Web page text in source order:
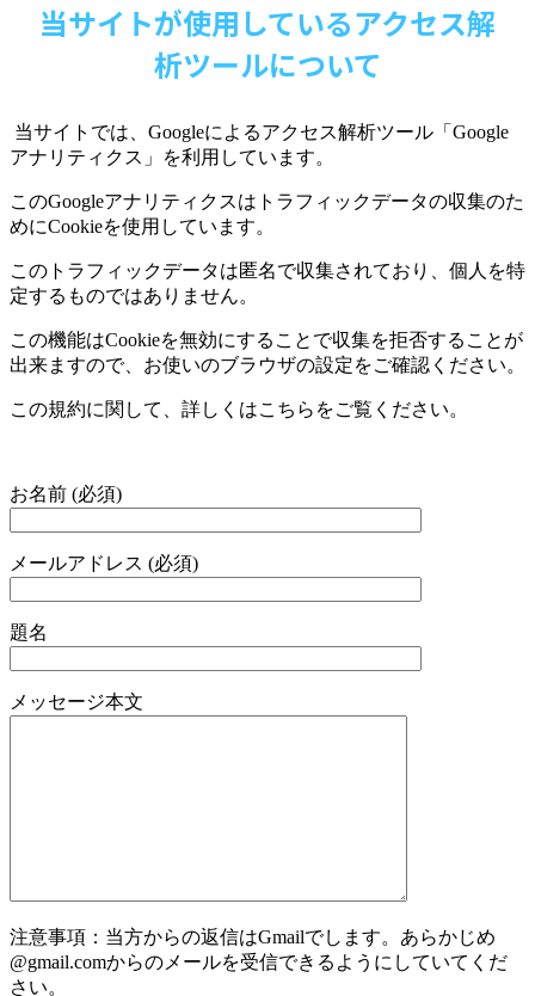
当サイトが使用しているアクセス解
析ツールについて
当サイトでは、 Googleによるアクセス解析ツール「 Google
アナリティクス」を利用しています。
このGoogleアナリティクスはトラフィックデータの収集のた
めにCookieを使用しています。
このトラフィックデータは匿名で収集されており、個人を特
定するものではありません。
この機能はCookieを無効にすることで収集を拒否することが
出来ますので、お使いのブラウザの設定をご確認ください。
この規約に関して、詳しくはこちらをご覧ください。
お名前 (必須)
メールアドレス (必須)
題名
メッセージ本文
注意事項：当方からの返信はGmailでします。あらかじめ
@gmail.comからのメールを受信できるようにしていてくだ
さい。